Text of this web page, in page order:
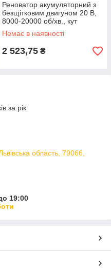
Реноватор акумуляторний з
безщітковим двигуном 20 В,
8000-20000 об/хв., кут
осциляції 3.2° без ЗП та АКБ
riven
Немає в наявності
2 523,75 ₴
за рік
область, 79066,
19:00